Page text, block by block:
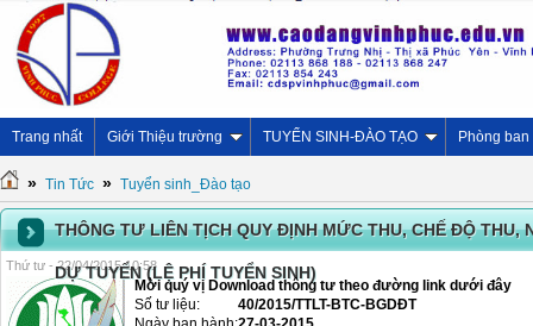
Trang nhất Giới Thiệu trường TUYỂN SINH-ĐÀO TẠO Phòng ban
» Tin Tức » Tuyển sinh_Đào tạo
THÔNG TƯ LIÊN TỊCH QUY ĐỊNH MỨC THU, CHẾ ĐỘ THU,
DỰ TUYỂN (LỆ PHÍ TUYỂN SINH)
Thứ tư - 22/04/2015 10:58
Mời quý vị Download thông tư theo đường link dưới đây
Số tư liệu:
40/2015/TTLT-BTC-BGDĐT